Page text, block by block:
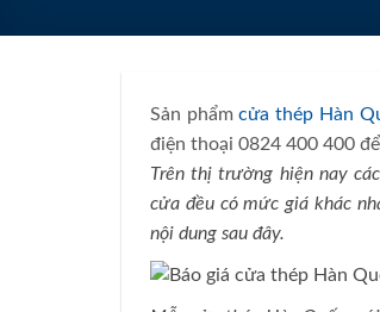
Sản phẩmcửa thép Hàn
điện thoại 0824 400 400
Trên thị trường hiện nay
cửa đều có mức giá khác
nội dung sau đây.